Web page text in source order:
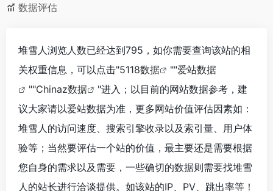
数据评估
堆雪人浏览人数已经达到795，如你需要查询该站的相
关权重信息，可以点击"5118数据 ""爱站数据
""Chinaz数据
"进入；以目前的网站数据参考，建
议大家请以爱站数据为准，更多网站价值评估因素如：
堆雪人的访问速度、搜索引擎收录以及索引量、用户体
验等；当然要评估一个站的价值，最主要还是需要根据
您自身的需求以及需要，一些确切的数据则需要找堆雪
人的站长进行洽谈提供。如该站的IP、PV、跳出率等！